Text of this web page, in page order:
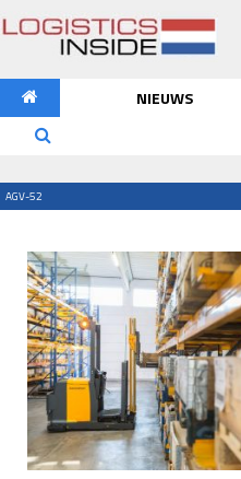
NIEUWS
AGV-52